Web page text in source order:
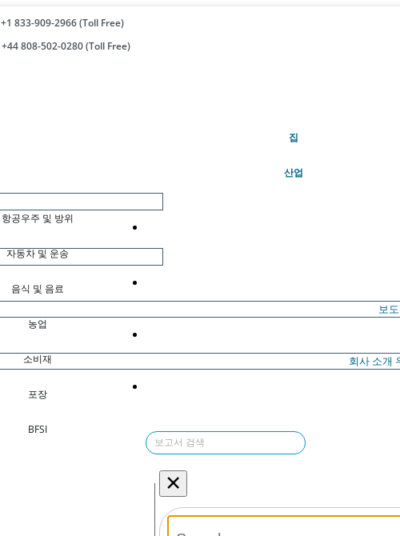
+1 833-909-2966 (Toll Free)
+44 808-502-0280 (Toll Free)
집(현재의)
산업
항공우주 및 방위
자동차 및 운송
음식 및 음료
농업
소비재
포장
BFSI
보
회사 소개
×